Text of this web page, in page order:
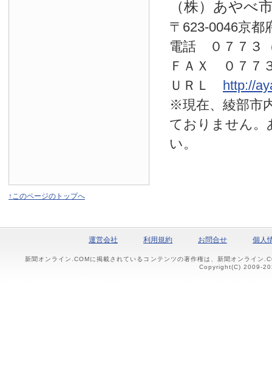
（株）あやべ
〒623-0046京都
電話 ０７７
ＦＡＸ ０７７
ＵＲＬ http://
※現在、綾部市
ておりません。
い。
↑このページのトップへ
運営会社 利用規約 お問合せ 個人
新聞オンライン.COMに掲載されているコンテンツの著作権は、新聞オンライン
Copyright(C) 2009-